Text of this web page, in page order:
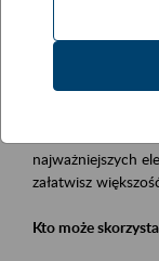
Event description
Platforma Usług
najważniejszych
załatwisz
Kto może